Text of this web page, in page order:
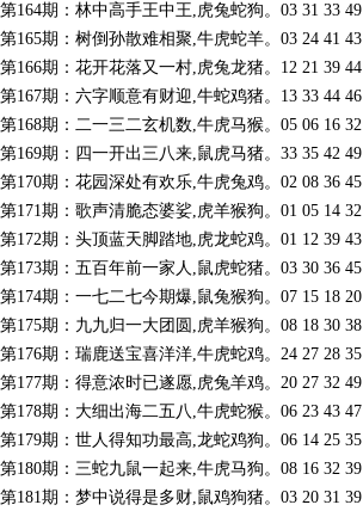
第164期：林中高手王中王,虎兔蛇狗。03 31 33 49
第165期：树倒孙散难相聚,牛虎蛇羊。03 24 41 43
第166期：花开花落又一村,虎兔龙猪。12 21 39 44
第167期：六字顺意有财迎,牛蛇鸡猪。13 33 44 46
第168期：二一三二玄机数,牛虎马猴。05 06 16 32
第169期：四一开出三八来,鼠虎马猪。33 35 42 49
第170期：花园深处有欢乐,牛虎兔鸡。02 08 36 45
第171期：歌声清脆态婆娑,虎羊猴狗。01 05 14 32
第172期：头顶蓝天脚踏地,虎龙蛇鸡。01 12 39 43
第173期：五百年前一家人,鼠虎蛇猪。03 30 36 45
第174期：一七二七今期爆,鼠兔猴狗。07 15 18 20
第175期：九九归一大团圆,虎羊猴狗。08 18 30 38
第176期：瑞鹿送宝喜洋洋,牛虎蛇鸡。24 27 28 35
第177期：得意浓时已遂愿,虎兔羊鸡。20 27 32 49
第178期：大细出海二五八,牛虎蛇猴。06 23 43 47
第179期：世人得知功最高,龙蛇鸡狗。06 14 25 35
第180期：三蛇九鼠一起来,牛虎马狗。08 16 32 39
第181期：梦中说得是多财,鼠鸡狗猪。03 20 31 39